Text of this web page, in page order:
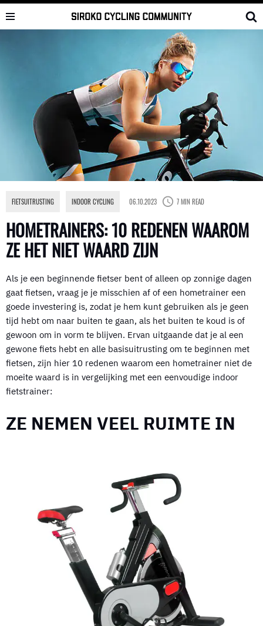
Skip
HOMETRAINERS: 10 REDENEN WAAROM
ZE HET NIET WAARD ZIJN
FIETSUITRUSTING INDOOR CYCLING 06.10.2023 7 MIN READ
Als je een beginnende fietser bent of alleen op zonnige dagen
gaat fietsen, vraag je je misschien af of een hometrainer een
goede investering is, zodat je hem kunt gebruiken als je geen
tijd hebt om naar buiten te gaan, als het buiten te koud is of
gewoon om in vorm te blijven. Ervan uitgaande dat je al een
gewone fiets hebt en alle basisuitrusting om te beginnen met
fietsen, zijn hier 10 redenen waarom een hometrainer niet de
moeite waard is in vergelijking met een eenvoudige indoor
fietstrainer:
ZE NEMEN VEEL RUIMTE IN